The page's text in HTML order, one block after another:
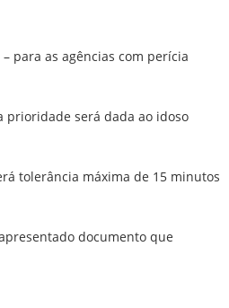
para as agências com perícia
prioridade será dada ao idoso
tolerância máxima de 15 minutos
documento que